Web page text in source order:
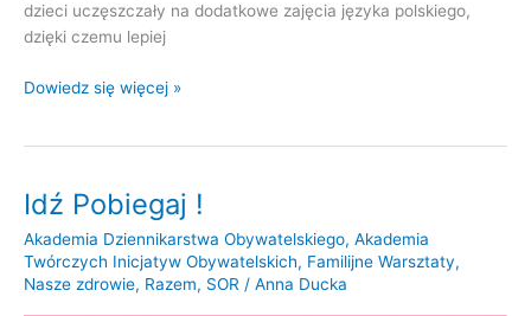
dzieci uczęszczały na dodatkowe zajęcia języka polskiego,
dzięki czemu lepiej
Dowiedz się więcej »
Idź Pobiegaj !
Akademia Dziennikarstwa Obywatelskiego, Akademia
Twórczych Inicjatyw Obywatelskich, Familijne Warsztaty,
Nasze zdrowie, Razem, SOR / Anna Ducka
Idź
!